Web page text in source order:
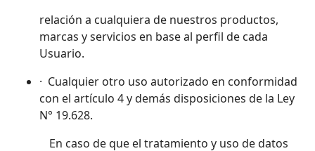
relación a cualquiera de nuestros productos,
marcas y servicios en base al perfil de cada
Usuario.
· Cualquier otro uso autorizado en conformidad
con el artículo 4 y demás disposiciones de la Ley
N° 19.628.
En caso de que el tratamiento y uso de datos